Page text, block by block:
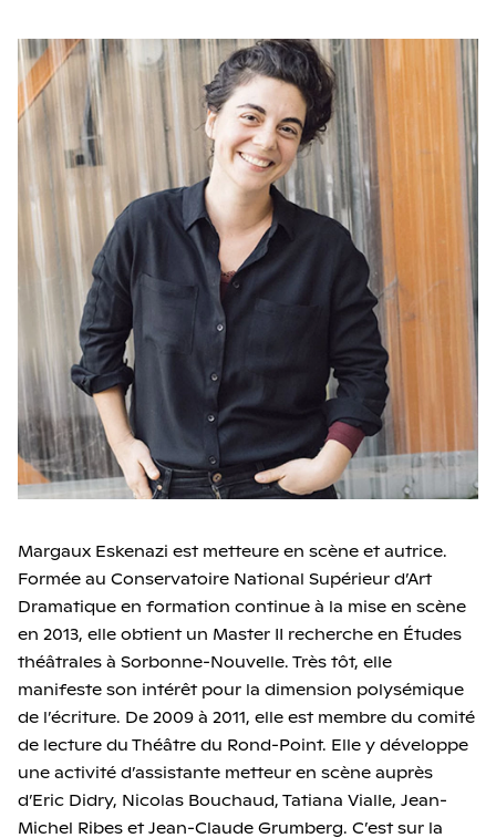
Margaux Eskenazi est metteure en scène et autrice.
Formée au Conservatoire National Supérieur d’Art
Dramatique en formation continue à la mise en scène
en 2013, elle obtient un Master II recherche en Études
théâtrales à Sorbonne-Nouvelle. Très tôt, elle
manifeste son intérêt pour la dimension polysémique
de l’écriture. De 2009 à 2011, elle est membre du comité
de lecture du Théâtre du Rond-Point. Elle y développe
une activité d’assistante metteur en scène auprès
d’Eric Didry, Nicolas Bouchaud, Tatiana Vialle, Jean-
Michel Ribes et Jean-Claude Grumberg. C’est sur la